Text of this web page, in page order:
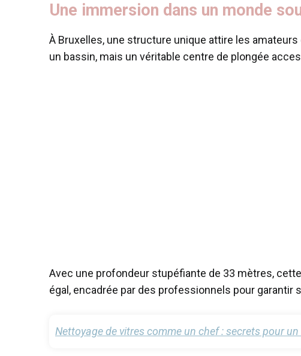
Une immersion dans un monde
À Bruxelles, une structure unique attire les
un bassin, mais un véritable centre de plongée
Avec une profondeur stupéfiante de 33 mètres,
égal, encadrée par des professionnels pour garantir
Nettoyage de vitres comme un chef : secrets pour